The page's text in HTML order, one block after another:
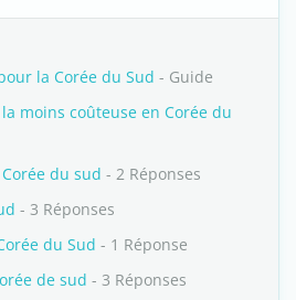
la Corée du Sud - Guide
moins coûteuse en Corée du
du sud - 2 Réponses
- 3 Réponses
du Sud - 1 Réponse
de sud - 3 Réponses